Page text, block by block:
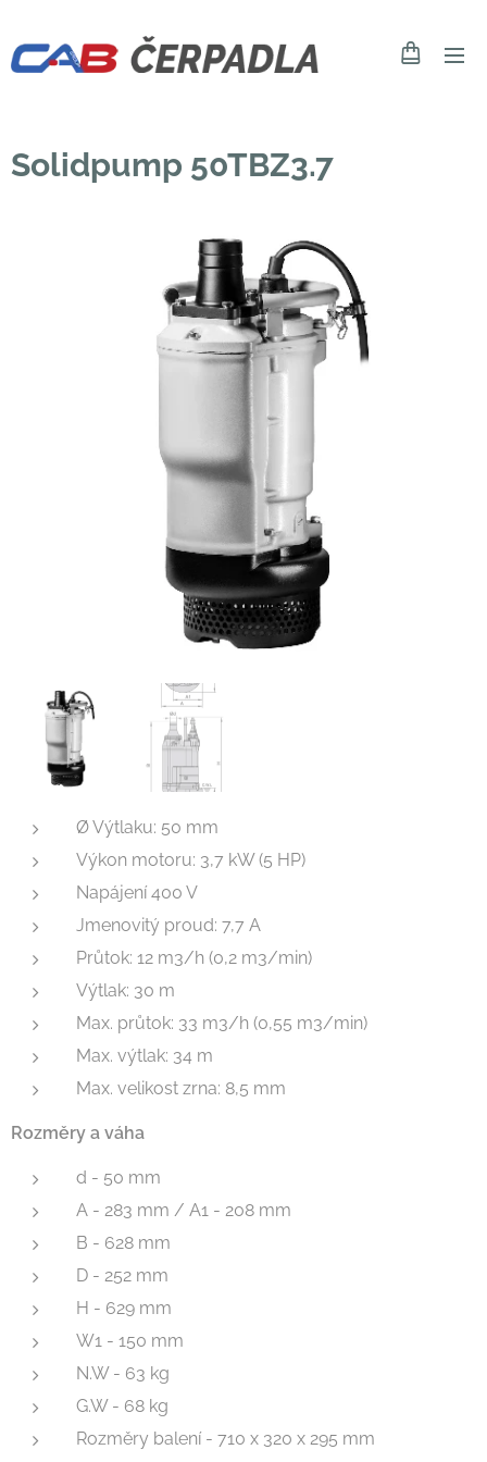
Solidpump 50TBZ3.7
Ø Výtlaku: 50 mm
Výkon motoru: 3,7 kW (5 HP)
Napájení 400 V
Jmenovitý proud: 7,7 A
Průtok: 12 m3/h (0,2 m3/min)
Výtlak: 30 m
Max. průtok: 33 m3/h (0,55 m3/min)
Max. výtlak: 34 m
Max. velikost zrna: 8,5 mm
Rozměry a váha
d - 50 mm
A - 283 mm / A1 - 208 mm
B - 628 mm
D - 252 mm
H - 629 mm
W1 - 150 mm
N.W - 63 kg
G.W - 68 kg
Rozměry balení - 710 x 320 x 295 mm